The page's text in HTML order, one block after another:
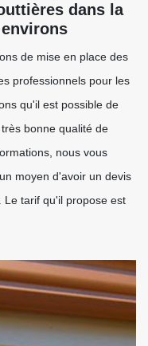
dans la
de mise en place des
professionnels pour les
qu'il est possible de
bonne qualité de
nous vous
moyen d'avoir un devis
Le tarif qu'il propose est